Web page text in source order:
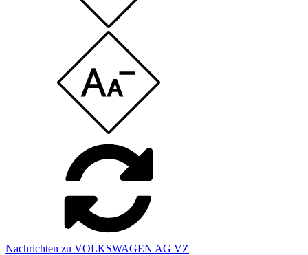
Nachrichten zu VOLKSWAGEN AG VZ